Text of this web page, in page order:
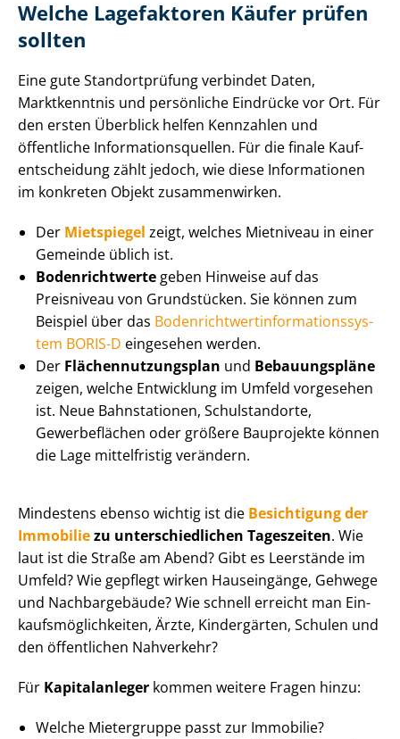
Welche Lagefaktoren Käufer prüfen
sollten
Eine gute Standortprüfung verbindet Daten,
Marktkenntnis und persönliche Eindrücke vor Ort. Für
den ersten Überblick helfen Kennzahlen und
öffentliche In­for­ma­ti­ons­quel­len. Für die finale Kauf­
ent­schei­dung zählt jedoch, wie diese Informationen
im konkreten Objekt zusammenwirken.
Der Mietspiegel zeigt, welches Mietniveau in einer
Gemeinde üblich ist.
Bodenrichtwerte geben Hinweise auf das
Preisniveau von Grundstücken. Sie können zum
Beispiel über das Bo­den­richt­wert­in­for­ma­ti­ons­sys­
tem BORIS-D eingesehen werden.
Der Flä­chen­nut­zungs­plan und Bebauungspläne
zeigen, welche Entwicklung im Umfeld vorgesehen
ist. Neue Bahnstationen, Schulstandorte,
Gewerbeflächen oder größere Bauprojekte können
die Lage mittelfristig verändern.
Mindestens ebenso wichtig ist die Besichtigung der
Immobiliezu un­ter­schied­li­chen Tageszeiten. Wie
laut ist die Straße am Abend? Gibt es Leerstände im
Umfeld? Wie gepflegt wirken Hauseingänge, Gehwege
und Nachbargebäude? Wie schnell erreicht man Ein­
kaufs­mög­lich­kei­ten, Ärzte, Kindergärten, Schulen und
den öffentlichen Nahverkehr?
Für Kapitalanleger kommen weitere Fragen hinzu:
Welche Mietergruppe passt zur Immobilie?